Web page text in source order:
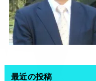
最近の投稿